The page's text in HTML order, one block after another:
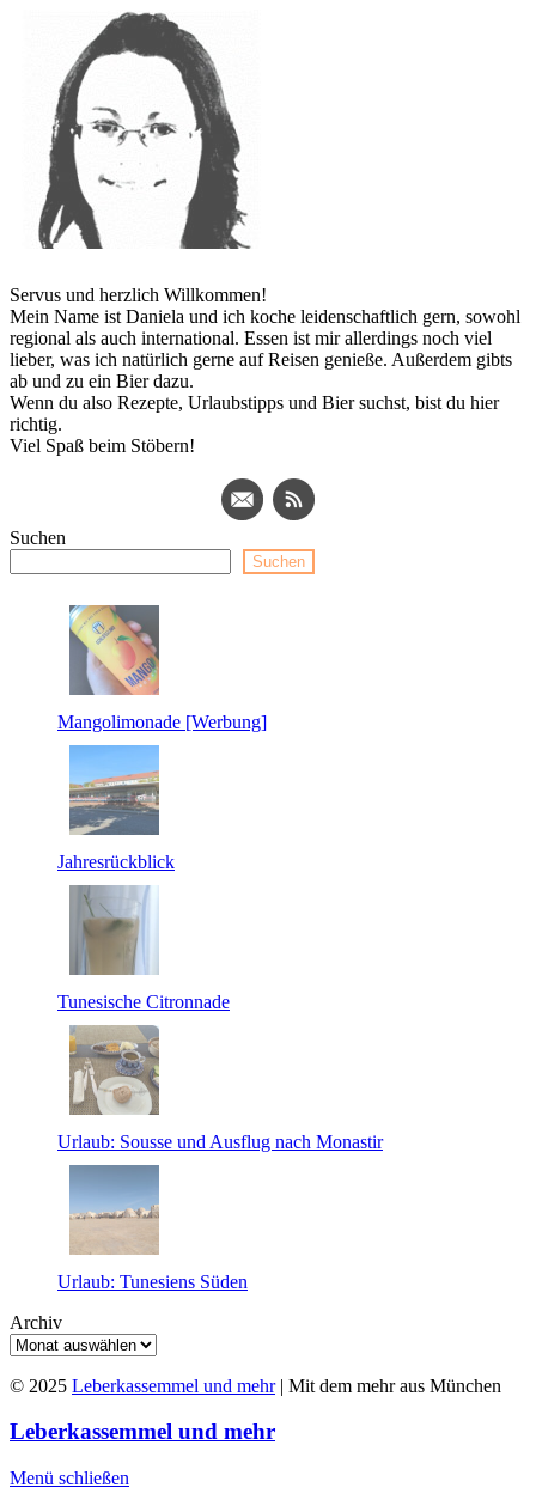
Servus und herzlich Willkommen!
Mein Name ist Daniela und ich koche leidenschaftlich gern, sowohl
regional als auch international. Essen ist mir allerdings noch viel
lieber, was ich natürlich gerne auf Reisen genieße. Außerdem gibts
ab und zu ein Bier dazu.
Wenn du also Rezepte, Urlaubstipps und Bier suchst, bist du hier
richtig.
Viel Spaß beim Stöbern!
Suchen
Suchen
Mangolimonade [Werbung]
Jahresrückblick
Tunesische Citronnade
Urlaub: Sousse und Ausflug nach Monastir
Urlaub: Tunesiens Süden
Archiv
© 2025 Leberkassemmel und mehr| Mit dem mehr aus München
Leberkassemmel und mehr
Menü schließen